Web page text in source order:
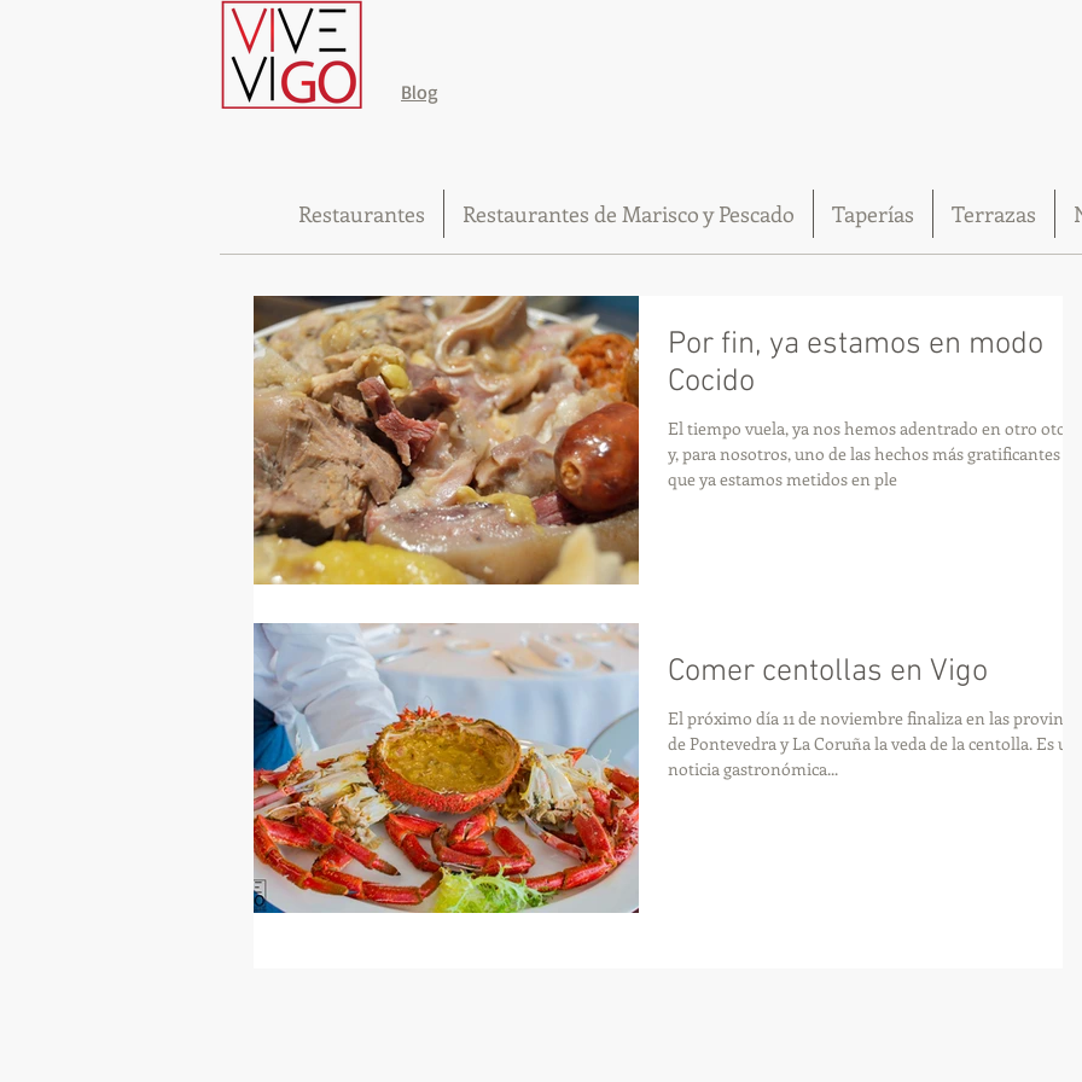
Blog
Restaurantes Restaurantes de Marisco y Pescado Taperías Terrazas
Por fin, ya estamos en modo
Cocido
El tiempo vuela, ya nos hemos adentrado en otro
y, para nosotros, uno de las hechos más gratificantes es
que ya estamos metidos en ple
Comer centollas en Vigo
El próximo día 11 de noviembre finaliza en las
de Pontevedra y La Coruña la veda de la centolla. Es
noticia gastronómica...